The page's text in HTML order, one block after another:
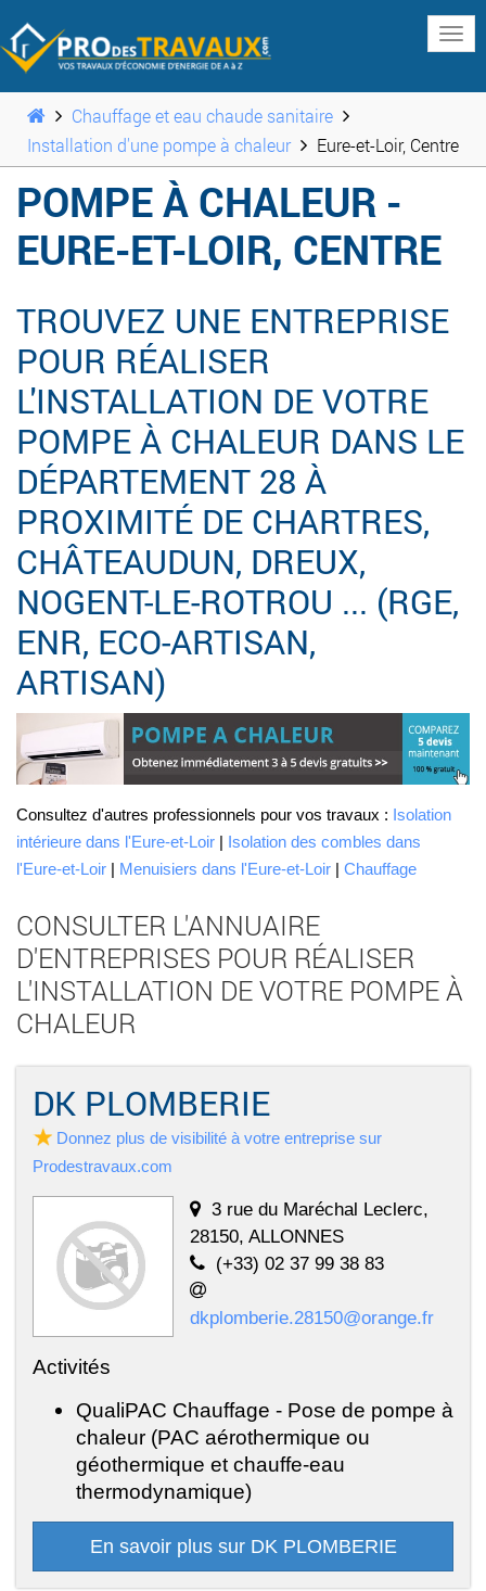
Chauffage et eau chaude sanitaire
Installation d'une pompe à chaleur
Eure-et-Loir, Centre
POMPE À CHALEUR -
EURE-ET-LOIR, CENTRE
TROUVEZ UNE ENTREPRISE
POUR RÉALISER
L'INSTALLATION DE VOTRE
POMPE À CHALEUR DANS LE
DÉPARTEMENT 28 À
PROXIMITÉ DE CHARTRES,
CHÂTEAUDUN, DREUX,
NOGENT-LE-ROTROU ... (RGE,
ENR, ECO-ARTISAN,
ARTISAN)
Consultez d'autres professionnels pour vos travaux : Isolation
intérieure dans l'Eure-et-Loir | Isolation des combles dans
l'Eure-et-Loir | Menuisiers dans l'Eure-et-Loir | Chauffage
CONSULTER L'ANNUAIRE
D'ENTREPRISES POUR RÉALISER
L'INSTALLATION DE VOTRE POMPE À
CHALEUR
DK PLOMBERIE
Donnez plus de visibilité à votre entreprise sur
Prodestravaux.com
3 rue du Maréchal Leclerc,
28150, ALLONNES
(+33) 02 37 99 38 83
dkplomberie.28150@orange.fr
Activités
QualiPAC Chauffage - Pose de pompe à
chaleur (PAC aérothermique ou
géothermique et chauffe-eau
thermodynamique)
En savoir plus sur DK PLOMBERIE